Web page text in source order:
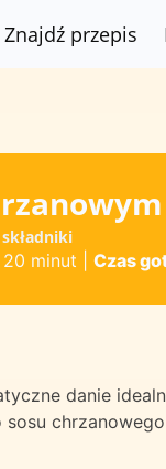
Znajdź przepis
20 minut Czas
danie
sosu